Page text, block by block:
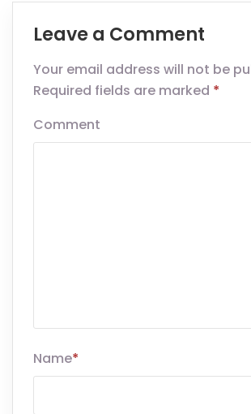
Leave a Comment
Your email address will not be
Required fields are marked *
Comment
Name*